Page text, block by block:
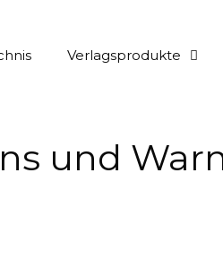
Verlagsprodukte
und